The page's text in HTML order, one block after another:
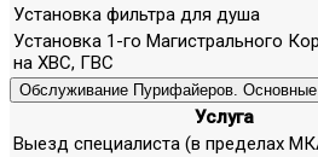
Установка фильтра для душа
Установка 1-го Магистрального
на ХВС, ГВС
Обслуживание Пурифайеров. Основные
Услуга
Выезд специалиста (в пределах